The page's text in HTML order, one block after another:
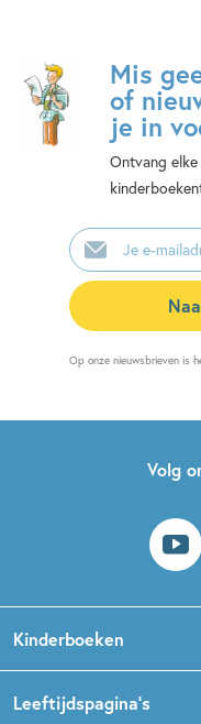
Mis
of
je in
Ontvang
E-
mailadres
Op onze nieuwsbrieven is
Volg
Kinderboeken
Leeftijdspagina’s